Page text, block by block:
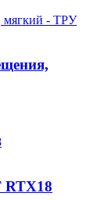
RTX18